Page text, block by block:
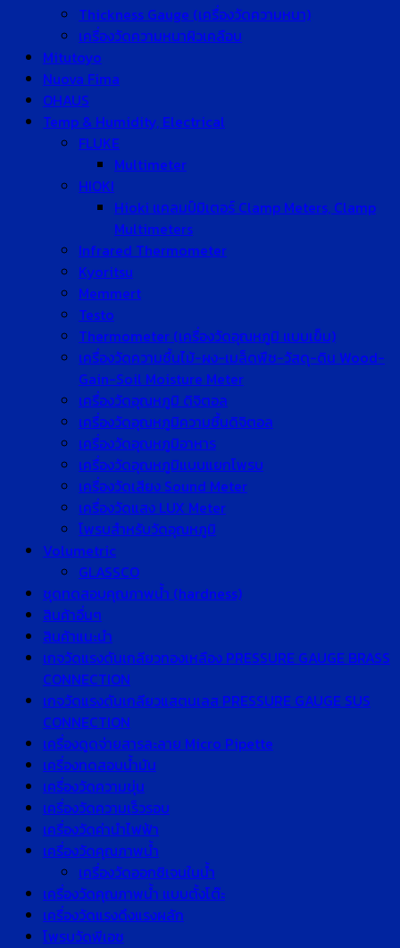
Thickness Gauge (เครื่องวัดความหนา)
เครื่องวัดความหนาผิวเคลือบ
Mitutoyo
Nuova Fima
OHAUS
Temp & Humidity, Electrical
FLUKE
Multimeter
HIOKI
Hioki แคลมป์มิเตอร์ Clamp Meters, Clamp
Multimeters
Infrared Thermometer
Kyoritsu
Memmert
Testo
Thermometer (เครื่องวัดอุณหภูมิ แบบเข็ม)
เครื่องวัดความชื้นไม้-ผง-เมล็ดพืช-วัสดุ-ดิน Wood-
Gain-Soil Moisture Meter
เครื่องวัดอุณหภูมิ ดิจิตอล
เครื่องวัดอุณหภูมิความชื้นดิจิตอล
เครื่องวัดอุณหภูมิอาหาร
เครื่องวัดอุณหภูมิแบบแยกโพรบ
เครื่องวัดเสียง Sound Meter
เครื่องวัดแสง LUX Meter
โพรบสำหรับวัดอุณหภูมิ
Volumetric
GLASSCO
ชุดทดสอบคุณภาพน้ำ (hardness)
สินค้าอื่นๆ
สินค้าแนะนำ
เกจวัดแรงดันเกลียวทองเหลือง PRESSURE GAUGE BRASS
CONNECTION
เกจวัดแรงดันเกลียวแสตนเลส PRESSURE GAUGE SUS
CONNECTION
เครื่องดูดจ่ายสารละลาย Micro Pipette
เครื่องทดสอบน้ำมัน
เครื่องวัดความขุ่น
เครื่องวัดความเร็วรอบ
เครื่องวัดค่านำไฟฟ้า
เครื่องวัดคุณภาพน้ำ
เครื่องวัดออกซิเจนในน้ำ
เครื่องวัดคุณภาพน้ำ แบบตั้งโต๊ะ
เครื่องวัดแรงดึงแรงผลัก
โพรบวัดพีเอช